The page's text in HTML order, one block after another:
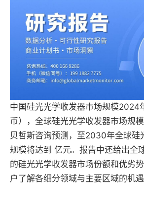
中国硅光光学收发器市场规模2024
币），全球硅光光学收发器市场规
贝哲斯咨询预测，至2030年全球硅
规模将达到 亿元。报告中还给出全
的硅光光学收发器市场份额和优劣
户了解各细分领域与主要区域的机遇